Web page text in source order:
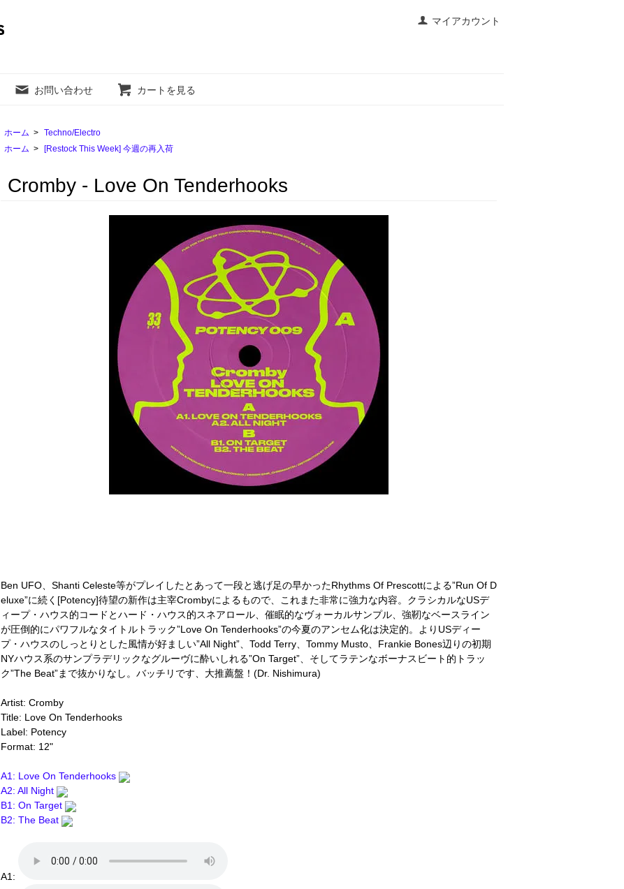
マイアカウント
お問い合わせ カートを見る
ホーム > Techno/Electro
ホーム > [Restock This Week] 今週の再入荷
Cromby - Love On Tenderhooks
Ben UFO、Shanti Celeste等がプレイしたとあって一段と逃げ足の早かったRhythms Of Prescottによる”Run Of D
eluxe”に続く[Potency]待望の新作は主宰Crombyによるもので、これまた非常に強力な内容。クラシカルなUSデ
ィープ・ハウス的コードとハード・ハウス的スネアロール、催眠的なヴォーカルサンプル、強靭なベースライン
が圧倒的にパワフルなタイトルトラック”Love On Tenderhooks”の今夏のアンセム化は決定的。よりUSディー
プ・ハウスのしっとりとした風情が好ましい”All Night”、Todd Terry、Tommy Musto、Frankie Bones辺りの初期
NYハウス系のサンプラデリックなグルーヴに酔いしれる”On Target”、そしてラテンなボーナスビート的トラッ
ク”The Beat”まで抜かりなし。バッチリです、大推薦盤！(Dr. Nishimura)
Artist: Cromby
Title: Love On Tenderhooks
Label: Potency
Format: 12"
A1: Love On Tenderhooks
A2: All Night
B1: On Target
B2: The Beat
A1: